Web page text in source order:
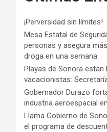
¡Perversidad sin límites!
Mesa Estatal de
personas y asegura
droga en una semana
Playas de Sonora
vacacionistas:
Gobernador Durazo
industria aeroespacial
Llama Gobierno de
el programa de